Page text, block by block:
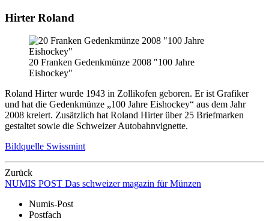
Hirter Roland
20 Franken Gedenkmünze 2008 "100 Jahre
Eishockey"
Roland Hirter wurde 1943 in Zollikofen geboren. Er ist Grafiker
und hat die Gedenkmünze „100 Jahre Eishockey“ aus dem Jahr
2008 kreiert. Zusätzlich hat Roland Hirter über 25 Briefmarken
gestaltet sowie die Schweizer Autobahnvignette.
Bildquelle Swissmint
Zurück
NUMIS POST Das schweizer magazin für Münzen
Numis-Post
Postfach